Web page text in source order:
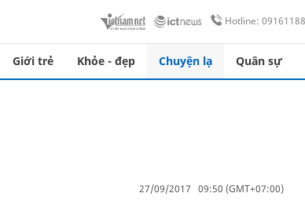
Hotline:
Giới trẻ Khỏe - đẹp Chuyện lạ Quân sự
27/09/2017 09:50 (GMT+07:00)